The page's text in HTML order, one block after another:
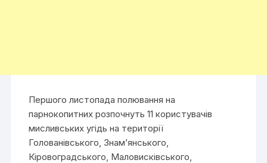
Першого листопада полювання на
парнокопитних розпочнуть 11 користувачів
мисливських угідь на території
Голованівського, Знам’янського,
Кіровоградського, Маловисківського,